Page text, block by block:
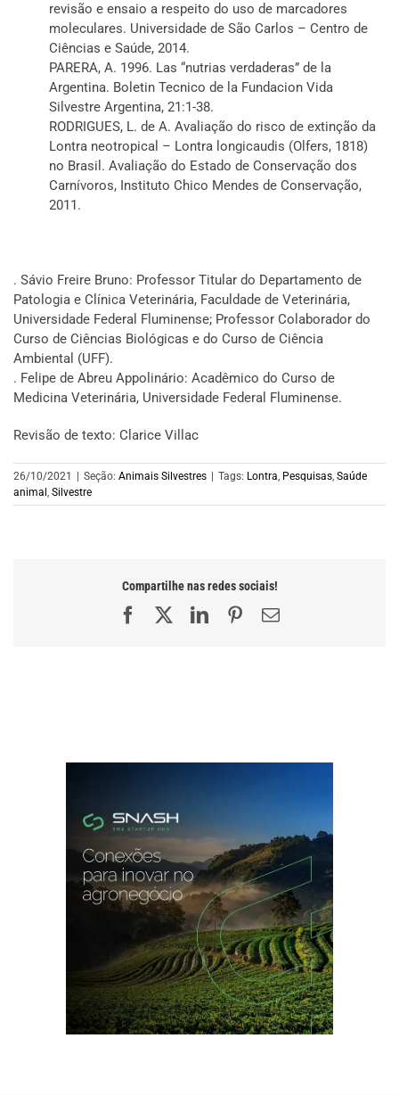
revisão e ensaio a respeito do uso de marcadores
moleculares. Universidade de São Carlos – Centro de
Ciências e Saúde, 2014.
PARERA, A. 1996. Las “nutrias verdaderas” de la
Argentina. Boletin Tecnico de la Fundacion Vida
Silvestre Argentina, 21:1-38.
RODRIGUES, L. de A. Avaliação do risco de extinção da
Lontra neotropical – Lontra longicaudis (Olfers, 1818)
no Brasil. Avaliação do Estado de Conservação dos
Carnívoros, Instituto Chico Mendes de Conservação,
2011.
. Sávio Freire Bruno: Professor Titular do Departamento de
Patologia e Clínica Veterinária, Faculdade de Veterinária,
Universidade Federal Fluminense; Professor Colaborador do
Curso de Ciências Biológicas e do Curso de Ciência
Ambiental (UFF).
. Felipe de Abreu Appolinário: Acadêmico do Curso de
Medicina Veterinária, Universidade Federal Fluminense.
Revisão de texto: Clarice Villac
26/10/2021 Seção: Animais Silvestres Tags: Lontra, Pesquisas, Saúde
animal , Silvestre
Compartilhe nas redes sociais!
FacebookLinkedInPinterest
E-